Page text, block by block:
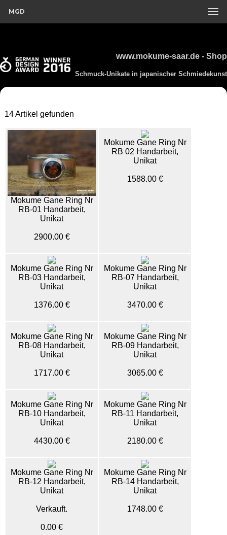
MGD
www.mokume-saar.de - Shop
Schmuck-Unikate in japanischer Schmiedekunst
14 Artikel gefunden
Mokume Gane Ring Nr
RB-01 Handarbeit,
Unikat
2900.00 €
Mokume Gane Ring Nr
RB 02 Handarbeit,
Unikat
1588.00 €
Mokume Gane Ring Nr
RB-03 Handarbeit,
Unikat
1376.00 €
Mokume Gane Ring Nr
RB-07 Handarbeit,
Unikat
3470.00 €
Mokume Gane Ring Nr
RB-08 Handarbeit,
Unikat
1717.00 €
Mokume Gane Ring Nr
RB-09 Handarbeit,
Unikat
3065.00 €
Mokume Gane Ring Nr
RB-10 Handarbeit,
Unikat
4430.00 €
Mokume Gane Ring Nr
RB-11 Handarbeit,
Unikat
2180.00 €
Mokume Gane Ring Nr
RB-12 Handarbeit,
Unikat
Verkauft.
0.00 €
Mokume Gane Ring Nr
RB-14 Handarbeit,
Unikat
1748.00 €